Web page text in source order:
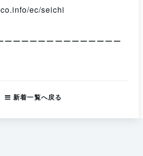
ec/seichi
ーーーーーーーーーーーーーー
新着一覧へ戻る